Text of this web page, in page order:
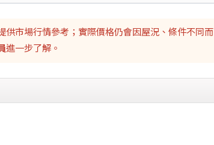
供市場行情參考；實際價格仍會因屋況、條件不同而
進一步了解。